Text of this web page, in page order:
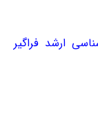
ارشد فراگیر